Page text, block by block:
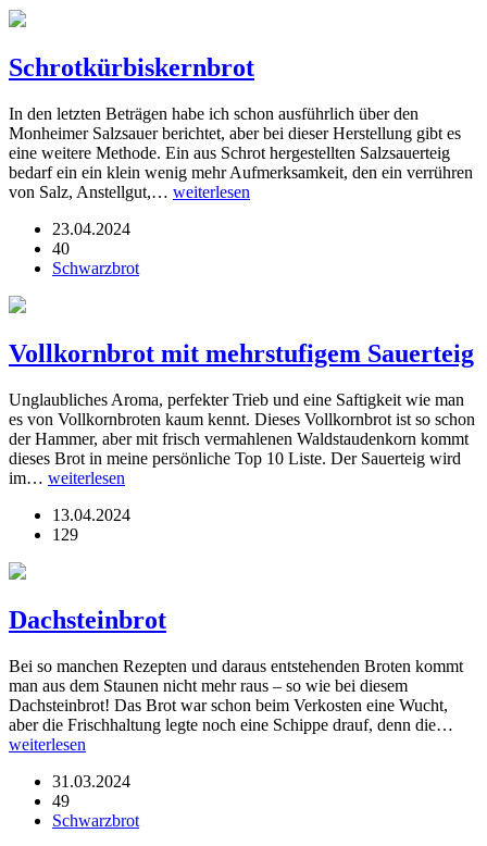
Schrotkürbiskernbrot
In den letzten Beträgen habe ich schon ausführlich über den
Monheimer Salzsauer berichtet, aber bei dieser Herstellung gibt es
eine weitere Methode. Ein aus Schrot hergestellten Salzsauerteig
bedarf ein ein klein wenig mehr Aufmerksamkeit, den ein verrühren
von Salz, Anstellgut,… weiterlesen
23.04.2024
40
Schwarzbrot
Vollkornbrot mit mehrstufigem Sauerteig
Unglaubliches Aroma, perfekter Trieb und eine Saftigkeit wie man
es von Vollkornbroten kaum kennt. Dieses Vollkornbrot ist so schon
der Hammer, aber mit frisch vermahlenen Waldstaudenkorn kommt
dieses Brot in meine persönliche Top 10 Liste. Der Sauerteig wird
im… weiterlesen
13.04.2024
129
Dachsteinbrot
Bei so manchen Rezepten und daraus entstehenden Broten kommt
man aus dem Staunen nicht mehr raus – so wie bei diesem
Dachsteinbrot! Das Brot war schon beim Verkosten eine Wucht,
aber die Frischhaltung legte noch eine Schippe drauf, denn die…
weiterlesen
31.03.2024
49
Schwarzbrot